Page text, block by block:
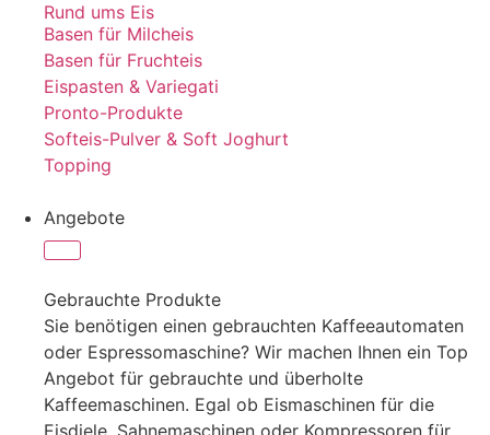
Rund ums Eis
Basen für Milcheis
Basen für Fruchteis
Eispasten & Variegati
Pronto-Produkte
Softeis-Pulver & Soft Joghurt
Topping
Angebote
Gebrauchte Produkte
Sie benötigen einen gebrauchten Kaffeeautomaten
oder Espressomaschine? Wir machen Ihnen ein Top
Angebot für gebrauchte und überholte
Kaffeemaschinen. Egal ob Eismaschinen für die